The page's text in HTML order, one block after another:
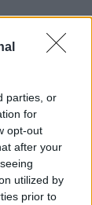
parties, or
for
opt-out
after your
utilized by
prior to